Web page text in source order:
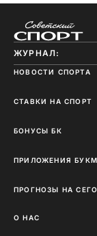
ЖУРНАЛ:
НОВОСТИ СПОРТА
СТАВКИ НА СПОРТ
БОНУСЫ БК
ПРИЛОЖЕНИЯ
ПРОГНОЗЫ НА
О НАС